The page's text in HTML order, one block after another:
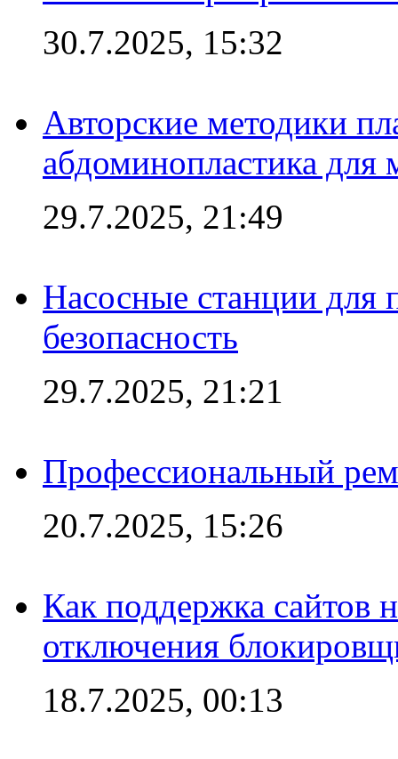
30.7.2025, 15:32
Авторские методики
абдоминопластика для
29.7.2025, 21:49
Насосные станции для
безопасность
29.7.2025, 21:21
Профессиональный
20.7.2025, 15:26
Как поддержка сайтов
отключения
18.7.2025, 00:13